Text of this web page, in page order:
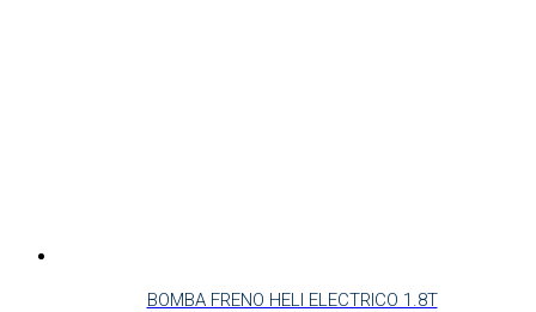
BOMBA FRENO HELI ELECTRICO 1.8T